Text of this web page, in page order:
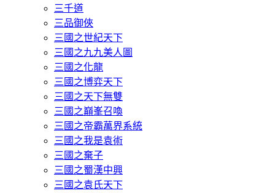
三千道
三品御俠
三國之世紀天下
三國之九九美人圖
三國之化龍
三國之博弈天下
三國之天下無雙
三國之巔峯召喚
三國之帝霸萬界系統
三國之我是袁術
三國之棄子
三國之蜀漢中興
三國之袁氏天下